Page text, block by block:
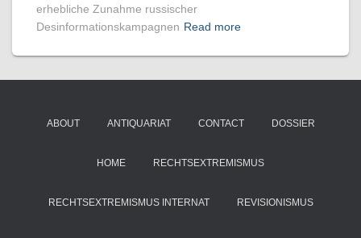
erhebliche Zunahme russischer
Desinformationskampagnen Read more
ABOUT ANTIQUARIAT CONTACT DOSSIER
HOME RECHTSEXTREMISMUS
RECHTSEXTREMISMUS INTERNAT REVISIONISMUS